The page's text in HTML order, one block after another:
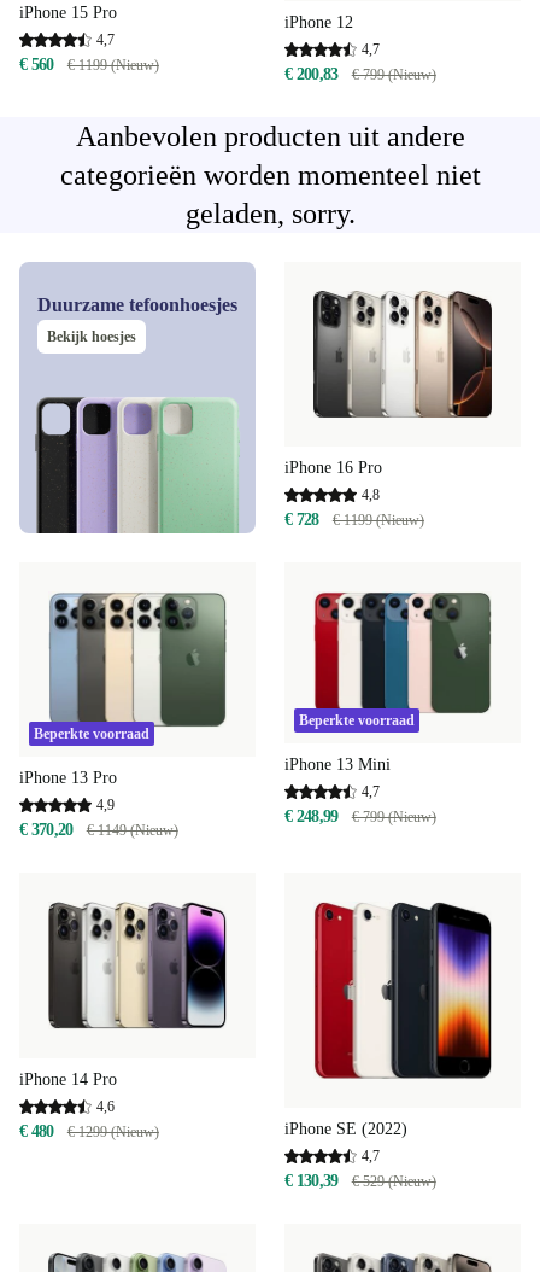
iPhone 15 Pro
4,7
€ 560 € 1199 (Nieuw)
iPhone 12
4,7
€ 200,83 € 799 (Nieuw)
Aanbevolen producten uit andere
categorieën worden momenteel niet
geladen, sorry.
Duurzame tefoonhoesjes
Bekijk hoesjes
iPhone 16 Pro
4,8
€ 728 € 1199 (Nieuw)
Beperkte voorraad
iPhone 13 Pro
4,9
€ 370,20 € 1149 (Nieuw)
Beperkte voorraad
iPhone 13 Mini
4,7
€ 248,99 € 799 (Nieuw)
iPhone 14 Pro
4,6
€ 480 € 1299 (Nieuw) iPhone SE (2022)
4,7
€ 130,39 € 529 (Nieuw)